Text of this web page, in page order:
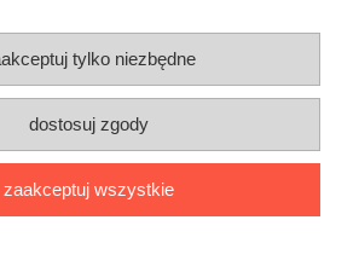
Informacje ogólne
Zakupy
Zwroty
tylko niezbędne
dostosuj zgody
zaakceptuj wszystkie